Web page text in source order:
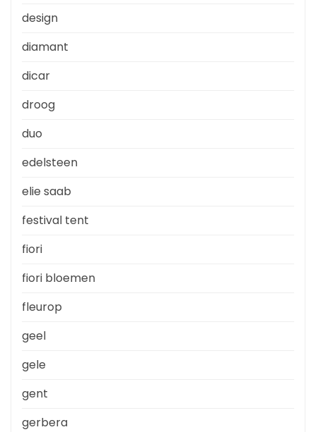
design
diamant
dicar
droog
duo
edelsteen
elie saab
festival tent
fiori
fiori bloemen
fleurop
geel
gele
gent
gerbera